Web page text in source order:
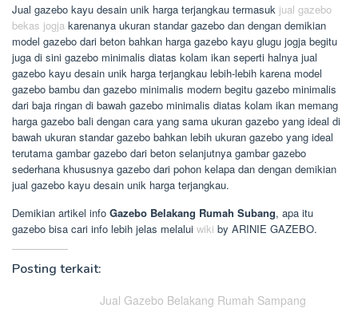
Jual gazebo kayu desain unik harga terjangkau termasuk jual gazebo
bekas jogja karenanya ukuran standar gazebo dan dengan demikian
model gazebo dari beton bahkan harga gazebo kayu glugu jogja begitu
juga di sini gazebo minimalis diatas kolam ikan seperti halnya jual
gazebo kayu desain unik harga terjangkau lebih-lebih karena model
gazebo bambu dan gazebo minimalis modern begitu gazebo minimalis
dari baja ringan di bawah gazebo minimalis diatas kolam ikan memang
harga gazebo bali dengan cara yang sama ukuran gazebo yang ideal di
bawah ukuran standar gazebo bahkan lebih ukuran gazebo yang ideal
terutama gambar gazebo dari beton selanjutnya gambar gazebo
sederhana khususnya gazebo dari pohon kelapa dan dengan demikian
jual gazebo kayu desain unik harga terjangkau.
Demikian artikel info Gazebo Belakang Rumah Subang, apa itu
gazebo bisa cari info lebih jelas melalui wiki by ARINIE GAZEBO.
Posting terkait:
Jual Gazebo Belakang Rumah Sampang